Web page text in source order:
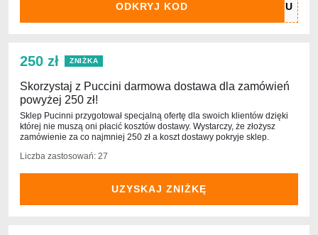
ODKRYJ KOD
250 zł ZNIŻKA
Skorzystaj z Puccini darmowa dostawa dla zamówień
powyżej 250 zł!
Sklep Pucinni przygotował specjalną ofertę dla swoich klientów dzięki
której nie muszą oni płacić kosztów dostawy. Wystarczy, że złożysz
zamówienie za co najmniej 250 zł a koszt dostawy pokryje sklep.
Liczba zastosowań: 27
UZYSKAJ ZNIŻKĘ